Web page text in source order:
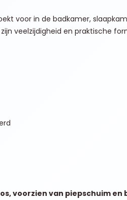
voor in de badkamer,
veelzijdigheid en praktische
voorzien van piepschuim